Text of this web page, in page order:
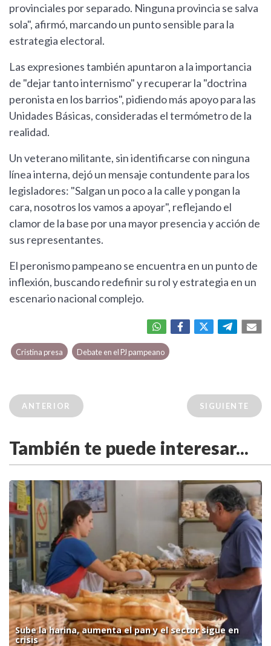
provinciales por separado. Ninguna provincia se salva
sola", afirmó, marcando un punto sensible para la
estrategia electoral.
Las expresiones también apuntaron a la importancia
de "dejar tanto internismo" y recuperar la "doctrina
peronista en los barrios", pidiendo más apoyo para las
Unidades Básicas, consideradas el termómetro de la
realidad.
Un veterano militante, sin identificarse con ninguna
línea interna, dejó un mensaje contundente para los
legisladores: "Salgan un poco a la calle y pongan la
cara, nosotros los vamos a apoyar", reflejando el
clamor de la base por una mayor presencia y acción de
sus representantes.
El peronismo pampeano se encuentra en un punto de
inflexión, buscando redefinir su rol y estrategia en un
escenario nacional complejo.
Cristina presa Debate en el PJ pampeano
ANTERIOR SIGUIENTE
También te puede interesar...
Sube la harina, aumenta el pan y el sector sigue en
crisis